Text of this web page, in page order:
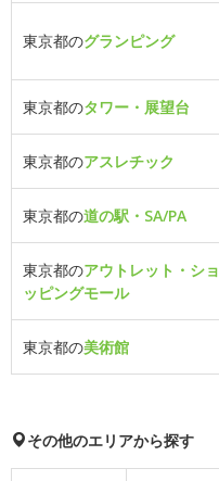
東京都のグランピング
東京都のタワー・展望台
東京都のアスレチック
東京都の道の駅・SA/PA
東京都のアウトレット・ショ
ッピングモール
東京都の美術館
その他のエリアから探す